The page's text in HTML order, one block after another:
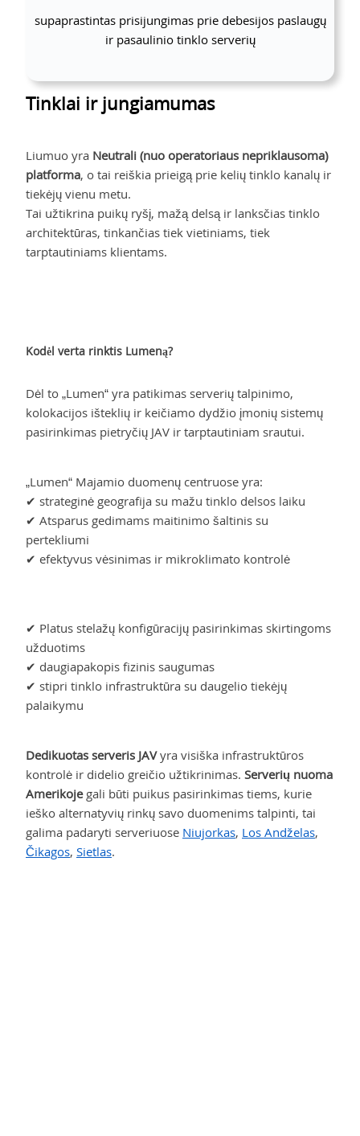
Tinklai ir jungiamumas
Liumuo yra Neutrali (nuo operatoriaus nepriklausoma)
platforma, o tai reiškia prieigą prie kelių tinklo kanalų ir
tiekėjų vienu metu.
Tai užtikrina puikų ryšį, mažą delsą ir lanksčias tinklo
architektūras, tinkančias tiek vietiniams, tiek
tarptautiniams klientams.
supaprastintas prisijungimas prie debesijos paslaugų
ir pasaulinio tinklo serverių
Kodėl verta rinktis Lumeną?
Dėl to „Lumen“ yra patikimas serverių talpinimo,
kolokacijos išteklių ir keičiamo dydžio įmonių sistemų
pasirinkimas pietryčių JAV ir tarptautiniam srautui.
„Lumen“ Majamio duomenų centruose yra:
✔ strateginė geografija su mažu tinklo delsos laiku
✔ Atsparus gedimams maitinimo šaltinis su
pertekliumi
✔ efektyvus vėsinimas ir mikroklimato kontrolė
✔ Platus stelažų konfigūracijų pasirinkimas skirtingoms
užduotims
✔ daugiapakopis fizinis saugumas
✔ stipri tinklo infrastruktūra su daugelio tiekėjų
palaikymu
Dedikuotas serveris JAVyra visiška infrastruktūros
kontrolė ir didelio greičio užtikrinimas. Serverių nuoma
Amerikojegali būti puikus pasirinkimas tiems, kurie
ieško alternatyvių rinkų savo duomenims talpinti, tai
galima padaryti serveriuose Niujorkas, Los Andželas,
Čikagos, Sietlas.